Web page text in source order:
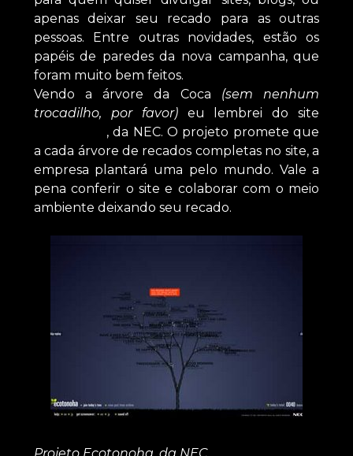
apenas deixar seu recado para as outras
pessoas. Entre outras novidades, estão os
papéis de paredes da nova campanha, que
foram muito bem feitos.
Vendo a árvore da Coca (sem nenhum
trocadilho, por favor) eu lembrei do site
, da NEC. O projeto promete que
a cada árvore de recados completas no site, a
empresa plantará uma pelo mundo. Vale a
pena conferir o site e colaborar com o meio
ambiente deixando seu recado.